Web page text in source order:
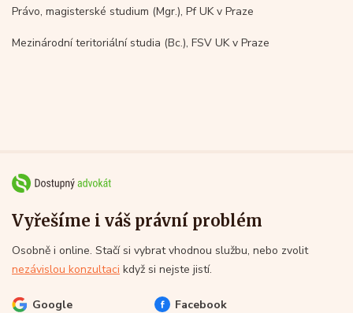
Právo, magisterské studium (Mgr.), Pf UK v Praze
Mezinárodní teritoriální studia (Bc.), FSV UK v Praze
Vyřešíme i váš právní problém
Osobně i online. Stačí si vybrat vhodnou službu, nebo zvolit
nezávislou konzultaci když si nejste jistí.
Google Facebook